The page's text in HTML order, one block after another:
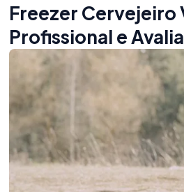
Freezer
Profissional e